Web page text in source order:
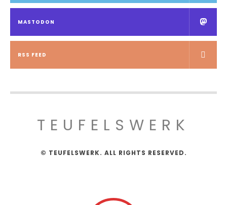
MASTODON
RSS FEED
TEUFELSWERK
© TEUFELSWERK. ALL RIGHTS RESERVED.